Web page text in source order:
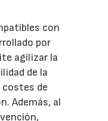
con
por
agilizar la
de la
de
Además, al